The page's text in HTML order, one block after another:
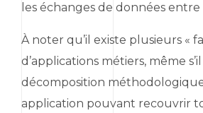
les échanges de données entre
À noter qu’il existe plusieurs «
d’applications métiers, même
décomposition
application pouvant recouvrir